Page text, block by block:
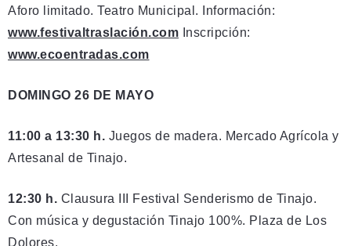
Aforo limitado. Teatro Municipal. Información:
www.festivaltraslación.com Inscripción:
www.ecoentradas.com
DOMINGO 26 DE MAYO
11:00 a 13:30 h. Juegos de madera. Mercado Agrícola y
Artesanal de Tinajo.
12:30 h. Clausura III Festival Senderismo de Tinajo.
Con música y degustación Tinajo 100%. Plaza de Los
Dolores.